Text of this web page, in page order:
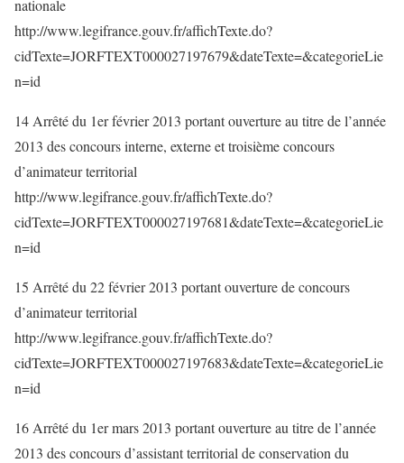
nationale
http://www.legifrance.gouv.fr/affichTexte.do?
cidTexte=JORFTEXT000027197679&dateTexte=&categorieLie
n=id
14 Arrêté du 1er février 2013 portant ouverture au titre de l’année
2013 des concours interne, externe et troisième concours
d’animateur territorial
http://www.legifrance.gouv.fr/affichTexte.do?
cidTexte=JORFTEXT000027197681&dateTexte=&categorieLie
n=id
15 Arrêté du 22 février 2013 portant ouverture de concours
d’animateur territorial
http://www.legifrance.gouv.fr/affichTexte.do?
cidTexte=JORFTEXT000027197683&dateTexte=&categorieLie
n=id
16 Arrêté du 1er mars 2013 portant ouverture au titre de l’année
2013 des concours d’assistant territorial de conservation du